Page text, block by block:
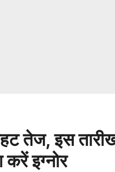
इस तारीख
इग्नोर